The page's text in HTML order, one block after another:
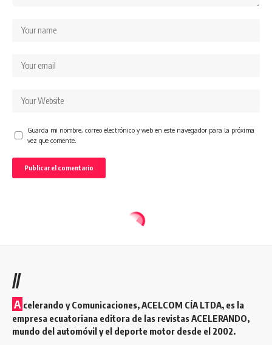
Guarda mi nombre, correo electrónico y web en este navegador para la próxima
vez que comente.
//
A celerando y Comunicaciones, ACELCOM CÍA LTDA, es la
empresa ecuatoriana editora de las revistas ACELERANDO,
mundo del automóvil y el deporte motor desde el 2002.